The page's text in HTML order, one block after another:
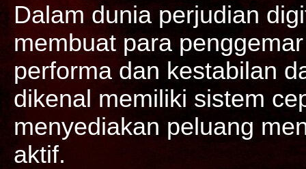
Dalam dunia perjudian
membuat para
performa dan kestabilan
dikenal memiliki sistem
menyediakan peluang
aktif.